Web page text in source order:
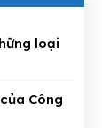
loại
Công